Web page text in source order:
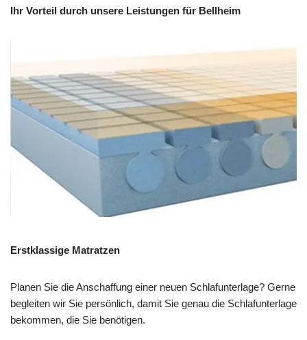
Ihr Vorteil durch unsere Leistungen für Bellheim
Erstklassige Matratzen
Planen Sie die Anschaffung einer neuen Schlafunterlage? Gerne
begleiten wir Sie persönlich, damit Sie genau die Schlafunterlage
bekommen, die Sie benötigen.